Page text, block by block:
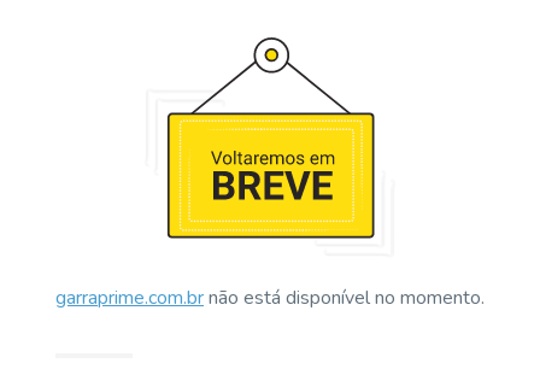
garraprime.com.brnão está disponível no momento.